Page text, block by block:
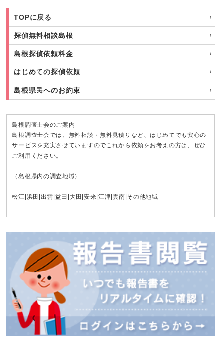
TOPに戻る
探偵無料相談島根
島根探偵依頼料金
はじめての探偵依頼
島根県民へのお約束
島根調査士会のご案内
島根調査士会では、無料相談・無料見積りなど、はじめてでも安心の
サービスを充実させていますのでこれから依頼をお考えの方は、ぜひ
ご利用ください。
（島根県内の調査地域）
松江 浜田 出雲 益田 大田 安来 |江津 雲南 |その他地域